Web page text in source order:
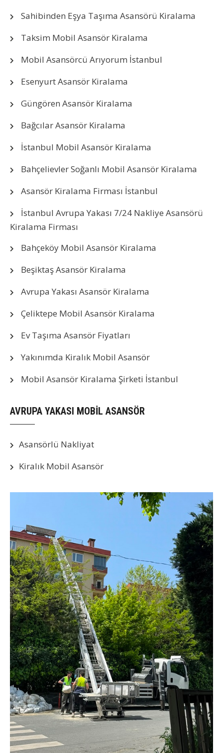
Sahibinden Eşya Taşıma Asansörü Kiralama
Taksim Mobil Asansör Kiralama
Mobil Asansörcü Arıyorum İstanbul
Esenyurt Asansör Kiralama
Güngören Asansör Kiralama
Bağcılar Asansör Kiralama
İstanbul Mobil Asansör Kiralama
Bahçelievler Soğanlı Mobil Asansör Kiralama
Asansör Kiralama Firması İstanbul
İstanbul Avrupa Yakası 7/24 Nakliye Asansörü
Kiralama Firması
Bahçeköy Mobil Asansör Kiralama
Beşiktaş Asansör Kiralama
Avrupa Yakası Asansör Kiralama
Çeliktepe Mobil Asansör Kiralama
Ev Taşıma Asansör Fiyatları
Yakınımda Kiralık Mobil Asansör
Mobil Asansör Kiralama Şirketi İstanbul
AVRUPA YAKASI MOBİL ASANSÖR
Asansörlü Nakliyat
Kiralık Mobil Asansör